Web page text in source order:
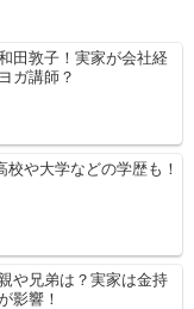
田敦子！実家が会社経
ガ講師？
や大学などの学歴も！
や兄弟は？実家は金持
影響！